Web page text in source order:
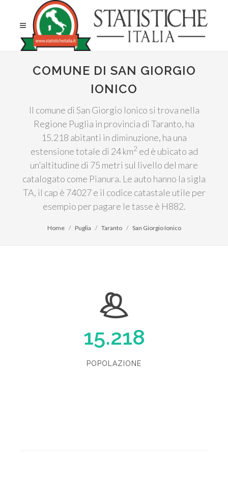
COMUNE DI SAN GIORGIO
IONICO
Il comune di San Giorgio Ionico si trova nella
Regione Puglia in provincia di Taranto, ha
15.218 abitanti in diminuzione, ha una
estensione totale di 24 km2 ed è ubicato ad
un'altitudine di 75 metri sul livello del mare
catalogato come Pianura. Le auto hanno la sigla
TA, il cap è 74027 e il codice catastale utile per
esempio per pagare le tasse è H882.
Home Puglia Taranto San Giorgio Ionico
15.218
POPOLAZIONE